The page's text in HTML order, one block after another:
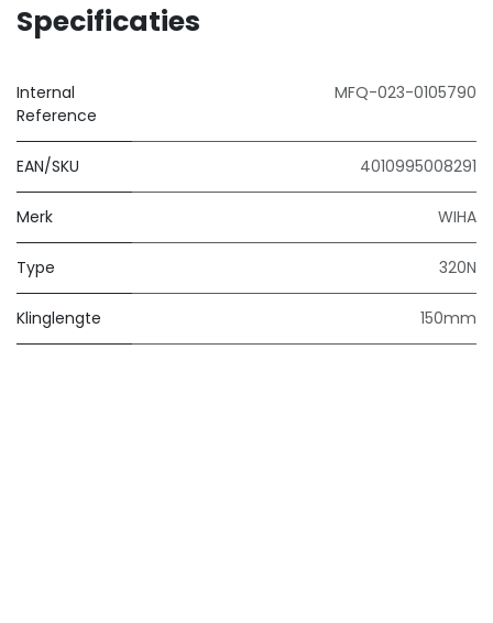
Specificaties
Internal
Reference
MFQ-023-0105790
EAN/SKU 4010995008291
Merk WIHA
Type 320N
Klinglengte 150mm